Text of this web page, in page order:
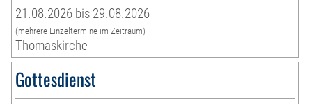
21.08.2026 bis 29.08.2026
(mehrere Einzeltermine im Zeitraum)
Thomaskirche
Gottesdienst